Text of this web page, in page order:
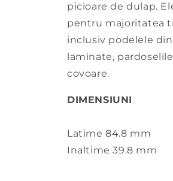
picioare de dulap.
pentru majoritatea
inclusiv podelele
laminate,
covoare.
DIMENSIUNI
Latime 84.8 mm
Inaltime 39.8 mm